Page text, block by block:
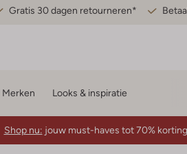
Gratis 30 dagen retourneren*
Merken Looks & inspiratie
Shop nu: jouw must-haves tot 70%